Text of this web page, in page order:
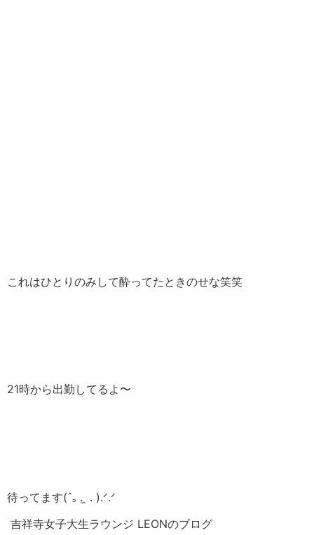
これはひとりのみして酔ってたときのせな笑笑
21時から出勤してるよ〜
待ってます‎(ˆ꜆ . ̫ . ).ᐟ.ᐟ
吉祥寺女子大生ラウンジ LEONのブログ